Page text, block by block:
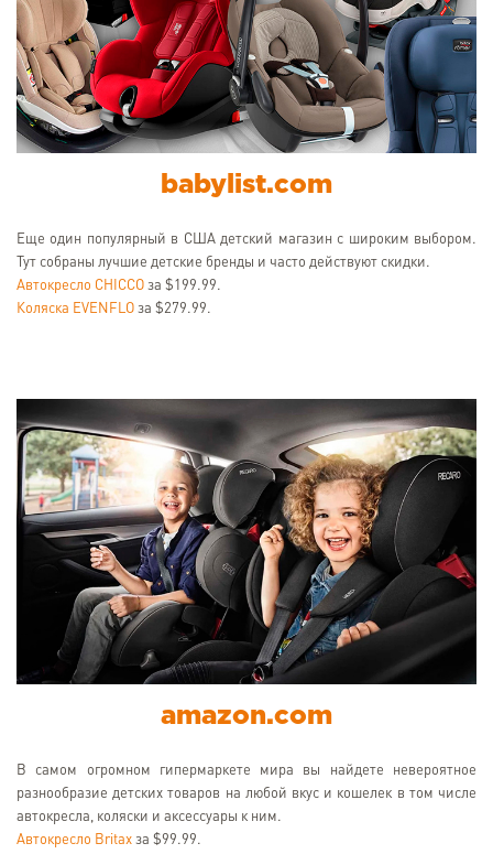
babylist.com
Еще один популярный в США детский магазин с широким выбором.
Тут собраны лучшие детские бренды и часто действуют скидки.
Автокресло CHICCO за $199.99.
Коляска EVENFLO за $279.99.
amazon.com
В самом огромном гипермаркете мира вы найдете невероятное
разнообразие детских товаров на любой вкус и кошелек в том числе
автокресла, коляски и аксессуары к ним.
Автокресло Britax за $99.99.